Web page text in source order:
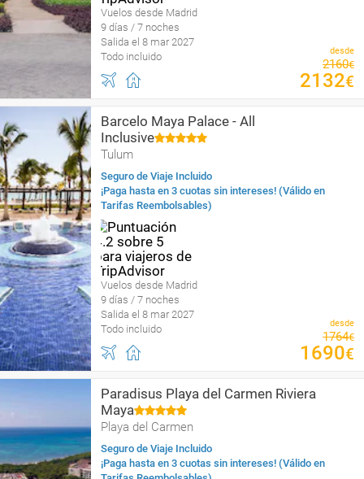
Vuelos desde Madrid
9 días / 7 noches
Salida el 8 mar 2027
Todo incluido
desde
2160€
2132€
Barcelo Maya Palace - All
Inclusive
Tulum
Seguro de Viaje Incluido
¡Paga hasta en 3 cuotas sin intereses! (Válido en
Tarifas Reembolsables)
Vuelos desde Madrid
9 días / 7 noches
Salida el 8 mar 2027
Todo incluido
desde
1764€
1690€
Paradisus Playa del Carmen Riviera
Maya
Playa del Carmen
Seguro de Viaje Incluido
¡Paga hasta en 3 cuotas sin intereses! (Válido en